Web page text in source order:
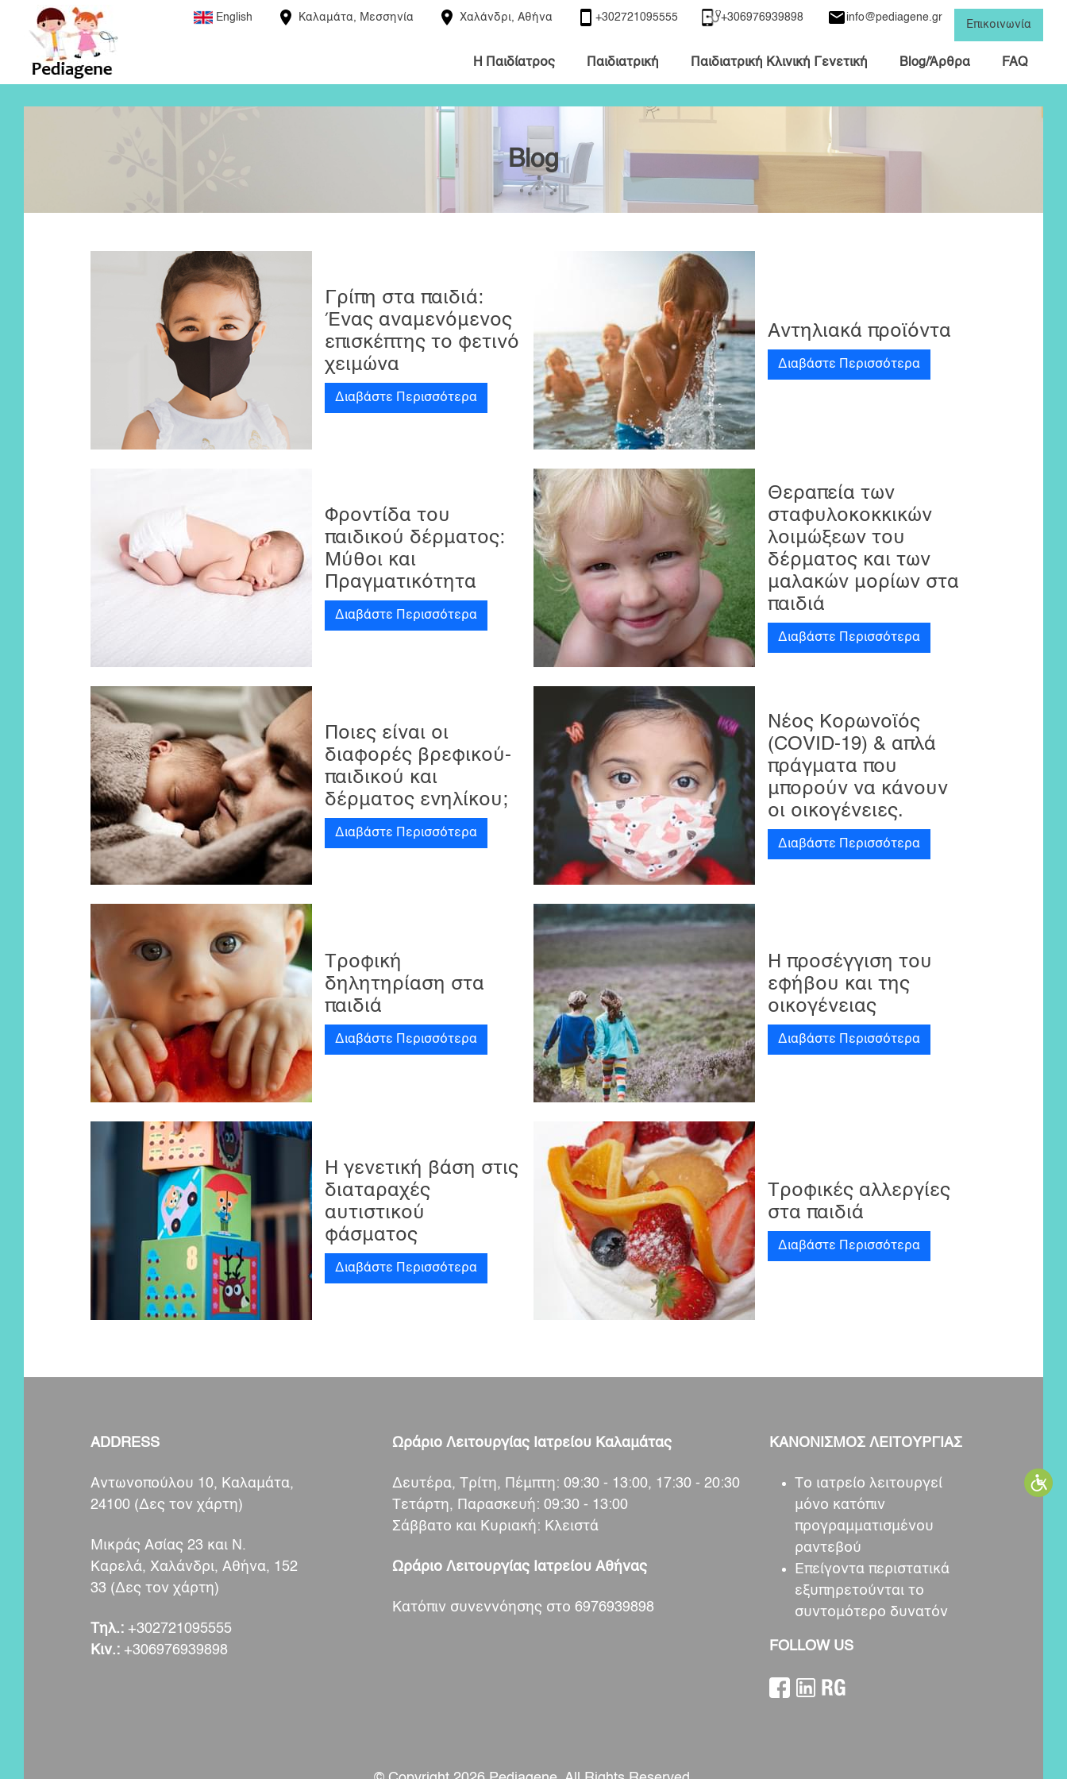
English Καλαμάτα, Μεσσηνία Χαλάνδρι, Αθήνα +302721095555 +306976939898 info@pediagene.gr
Επικοινωνία
H Παιδίατρος Παιδιατρική Παιδιατρική Κλινική Γενετική Blog/Άρθρα FAQ
Blog
Γρίπη στα παιδιά:
Ένας αναμενόμενος
επισκέπτης το φετινό
χειμώνα
Διαβάστε Περισσότερα
Αντηλιακά προϊόντα
Διαβάστε Περισσότερα
Φροντίδα του
παιδικού δέρματος:
Μύθοι και
Πραγματικότητα
Διαβάστε Περισσότερα
Θεραπεία των
σταφυλοκοκκικών
λοιμώξεων του
δέρματος και των
μαλακών μορίων στα
παιδιά
Διαβάστε Περισσότερα
Ποιες είναι οι
διαφορές βρεφικού-
παιδικού και
δέρματος ενηλίκου;
Διαβάστε Περισσότερα
Νέος Κορωνοϊός
(COVID-19) & απλά
πράγματα που
μπορούν να κάνουν
οι οικογένειες.
Διαβάστε Περισσότερα
Τροφική
δηλητηρίαση στα
παιδιά
Διαβάστε Περισσότερα
Η προσέγγιση του
εφήβου και της
οικογένειας
Διαβάστε Περισσότερα
Η γενετική βάση στις
διαταραχές
αυτιστικού
φάσματος
Διαβάστε Περισσότερα
Τροφικές αλλεργίες
στα παιδιά
Διαβάστε Περισσότερα
ADDRESS
Αντωνοπούλου 10, Καλαμάτα,
24100 (Δες τον χάρτη)
Μικράς Ασίας 23 και Ν.
Καρελά, Χαλάνδρι, Αθήνα, 152
33 (Δες τον χάρτη)
Τηλ.: +302721095555
Κιν.: +306976939898
Ωράριο Λειτουργίας Ιατρείου Καλαμάτας
Δευτέρα, Τρίτη, Πέμπτη: 09:30 - 13:00, 17:30 - 20:30
Τετάρτη, Παρασκευή: 09:30 - 13:00
Σάββατο και Κυριακή: Κλειστά
Ωράριο Λειτουργίας Ιατρείου Αθήνας
Κατόπιν συνεννόησης στο 6976939898
ΚΑΝΟΝΙΣΜΟΣ ΛΕΙΤΟΥΡΓΙΑΣ
Το ιατρείο λειτουργεί
μόνο κατόπιν
προγραμματισμένου
ραντεβού
Επείγοντα περιστατικά
εξυπηρετούνται το
συντομότερο δυνατόν
FOLLOW US